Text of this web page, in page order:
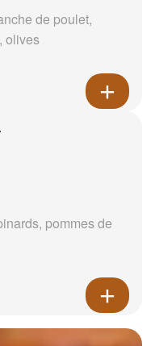
de poulet,
olives
pommes de